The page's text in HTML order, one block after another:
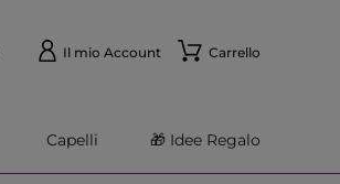
Il mio Account Carrello
Capelli 🎁 Idee Regalo